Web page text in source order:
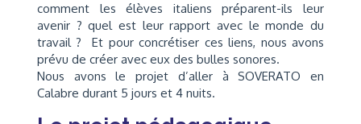
comment les élèves italiens préparent-ils leur
avenir ? quel est leur rapport avec le monde du
travail ? Et pour concrétiser ces liens, nous avons
prévu de créer avec eux des bulles sonores.
Nous avons le projet d’aller à SOVERATO en
Calabre durant 5 jours et 4 nuits.